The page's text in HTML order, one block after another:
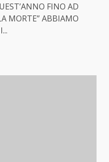
FINO AD
MORTE” ABBIAMO